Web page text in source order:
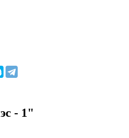
- 1"